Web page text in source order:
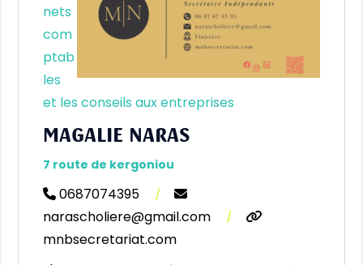
nets
com
ptab
les
et les conseils aux entreprises
MAGALIE NARAS
7 route de kergoniou
0687074395
|
narascholiere@gmail.com
|
mnbsecretariat.com